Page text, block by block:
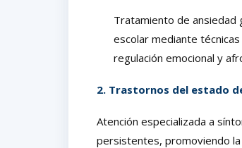
Tratamiento de ansiedad
escolar mediante
regulación emocional y
2. Trastornos del estado
Atención especializada a
persistentes, promoviendo la